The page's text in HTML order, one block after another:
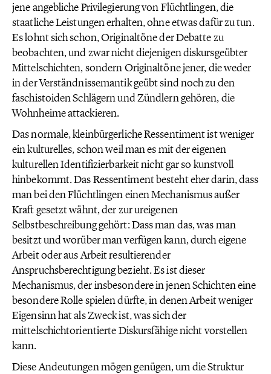
jene angebliche Privilegierung von Flüchtlingen, die
staatliche Leistungen erhalten, ohne etwas dafür zu tun.
Es lohnt sich schon, Originaltöne der Debatte zu
beobachten, und zwar nicht diejenigen diskursgeübter
Mittelschichten, sondern Originaltöne jener, die weder
in der Verständnissemantik geübt sind noch zu den
faschistoiden Schlägern und Zündlern gehören, die
Wohnheime attackieren.
Das normale, kleinbürgerliche Ressentiment ist weniger
ein kulturelles, schon weil man es mit der eigenen
kulturellen Identifizierbarkeit nicht gar so kunstvoll
hinbekommt. Das Ressentiment besteht eher darin, dass
man bei den Flüchtlingen einen Mechanismus außer
Kraft gesetzt wähnt, der zur ureigenen
Selbstbeschreibung gehört: Dass man das, was man
besitzt und worüber man verfügen kann, durch eigene
Arbeit oder aus Arbeit resultierender
Anspruchsberechtigung bezieht. Es ist dieser
Mechanismus, der insbesondere in jenen Schichten eine
besondere Rolle spielen dürfte, in denen Arbeit weniger
Eigensinn hat als Zweck ist, was sich der
mittelschichtorientierte Diskursfähige nicht vorstellen
kann.
Diese Andeutungen mögen genügen, um die Struktur